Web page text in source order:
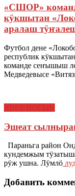
«СШОР»
кӱкшытан
аралаш
Футбол дене
республик
команде сеҥышыш
Медведевысе
Эшеат
Параньга район
кундемжым
рӱж ушна. Лӱмлӧ
Добавить